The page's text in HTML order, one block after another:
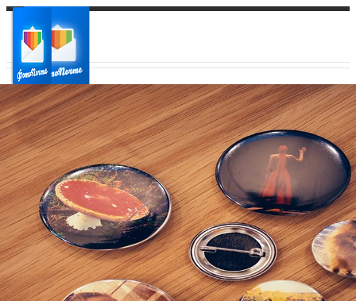
Ваш город:
Ваш регион доставки
Выберите из списка: